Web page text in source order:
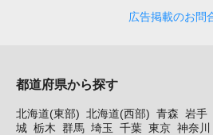
広告掲載のお問
都道府県から探す
北海道(東部) 北海道(西部) 青森 岩手
城 栃木 群馬 埼玉 千葉 東京 神奈川